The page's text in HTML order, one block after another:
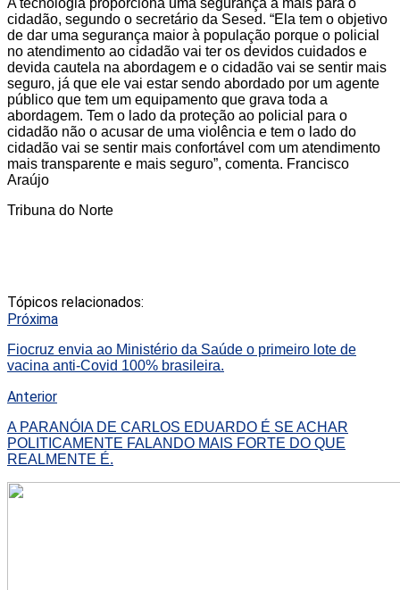
A tecnologia proporciona uma segurança a mais para o
cidadão, segundo o secretário da Sesed. “Ela tem o objetivo
de dar uma segurança maior à população porque o policial
no atendimento ao cidadão vai ter os devidos cuidados e
devida cautela na abordagem e o cidadão vai se sentir mais
seguro, já que ele vai estar sendo abordado por um agente
público que tem um equipamento que grava toda a
abordagem. Tem o lado da proteção ao policial para o
cidadão não o acusar de uma violência e tem o lado do
cidadão vai se sentir mais confortável com um atendimento
mais transparente e mais seguro”, comenta. Francisco
Araújo
Tribuna do Norte
Tópicos relacionados:
Próxima
Fiocruz envia ao Ministério da Saúde o primeiro lote de
vacina anti-Covid 100% brasileira.
Anterior
A PARANÓIA DE CARLOS EDUARDO É SE ACHAR
POLITICAMENTE FALANDO MAIS FORTE DO QUE
REALMENTE É.